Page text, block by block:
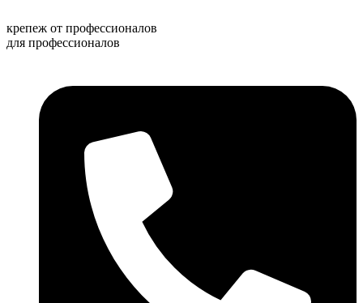
к
содержимому
крепеж от профессионалов
для профессионалов